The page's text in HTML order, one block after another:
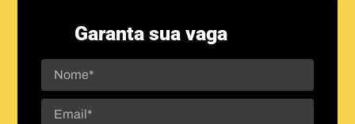
Garanta sua vaga